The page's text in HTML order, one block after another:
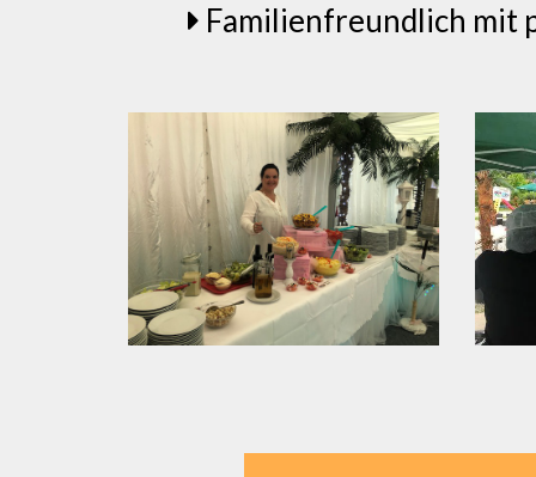
Familienfreundlich mit